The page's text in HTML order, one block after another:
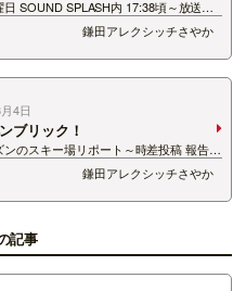
♪
日 SOUND SPLASH内 17:38頃～放送
presents 鎌田アレクシッチさやかと呑
な♪ 食べチャイナ♪ 「菊水しぼりたて
酒」と一緒に楽しむ ”食べチャイナメ
鎌田アレクシッチさやか
4日
ブリック！
ンのスキー場リポート～時差投稿 報告ブ
2024-25シーズン、斬新なポスターで
わつかせている池の平温泉アルペンブリ
ー場！ 等身大パネルもありましたｗｗｗ
鎌田アレクシッチさやか
記事